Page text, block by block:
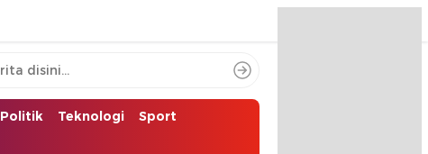
Politik Teknologi Sport